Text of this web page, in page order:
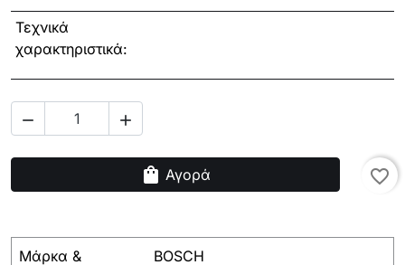
Τεχνικά
χαρακτηριστικά:
 
shopping_bag Αγορά favorite_border
Μάρκα &
BOSCH